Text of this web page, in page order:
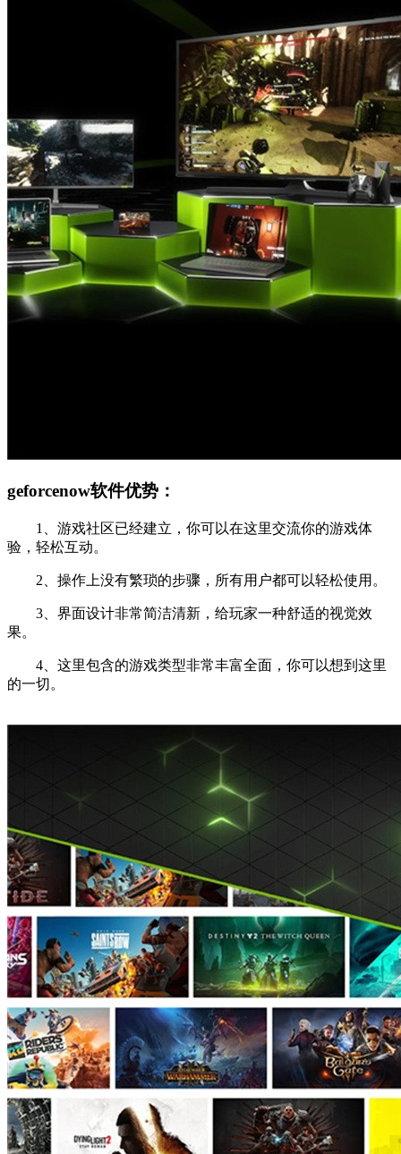
geforcenow软件优势：
1、游戏社区已经建立，你可以在这里交流你的游戏体
验，轻松互动。
2、操作上没有繁琐的步骤，所有用户都可以轻松使用。
3、界面设计非常简洁清新，给玩家一种舒适的视觉效
果。
4、这里包含的游戏类型非常丰富全面，你可以想到这里
的一切。